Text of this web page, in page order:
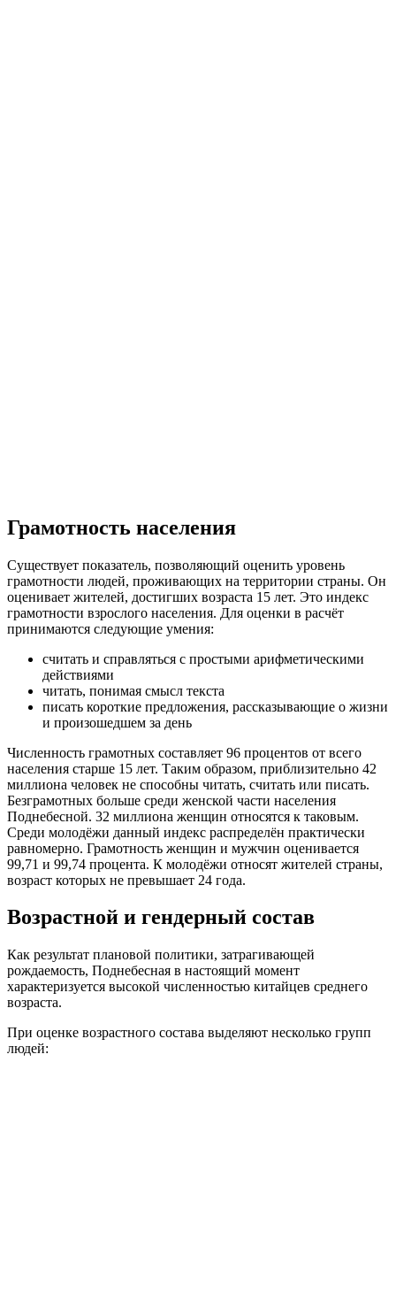
Грамотность населения
Существует показатель, позволяющий оценить уровень
грамотности людей, проживающих на территории страны. Он
оценивает жителей, достигших возраста 15 лет. Это индекс
грамотности взрослого населения. Для оценки в расчёт
принимаются следующие умения:
считать и справляться с простыми арифметическими
действиями
читать, понимая смысл текста
писать короткие предложения, рассказывающие о жизни
и произошедшем за день
Численность грамотных составляет 96 процентов от всего
населения старше 15 лет. Таким образом, приблизительно 42
миллиона человек не способны читать, считать или писать.
Безграмотных больше среди женской части населения
Поднебесной. 32 миллиона женщин относятся к таковым.
Среди молодёжи данный индекс распределён практически
равномерно. Грамотность женщин и мужчин оценивается
99,71 и 99,74 процента. К молодёжи относят жителей страны,
возраст которых не превышает 24 года.
Возрастной и гендерный состав
Как результат плановой политики, затрагивающей
рождаемость, Поднебесная в настоящий момент
характеризуется высокой численностью китайцев среднего
возраста.
При оценке возрастного состава выделяют несколько групп
людей: